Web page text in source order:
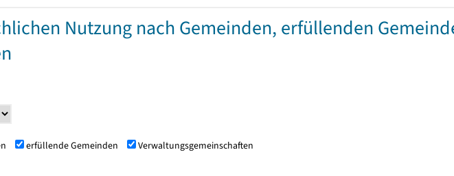
Nutzung nach Gemeinden, erfüllenden
erfüllende Gemeinden Verwaltungsgemeinschaften